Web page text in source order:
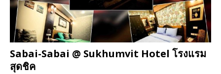
Sabai-Sabai @ Sukhumvit Hotel โรงแรม
สุดชิค